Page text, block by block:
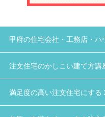
甲府の住宅会社・工務店・ハ
注文住宅のかしこい建て方講
満足度の高い注文住宅にする